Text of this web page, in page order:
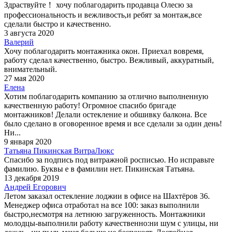
Здраствуйте！ хочу поблагодарить продавца Олесю за
профессиональность и вежливость,и ребят за монтаж,все
сделали быстро и качественно.
3 августа 2020
Валерий
Хочу поблагодарить монтажника окон. Приехал вовремя,
работу сделал качественно, быстро. Вежливый, аккуратный,
внимательный.
27 мая 2020
Елена
Хотим поблагодарить компанию за отлично выполненную
качественную работу! Огромное спасибо бригаде
монтажников! Делали остекление и обшивку балкона. Все
было сделано в оговоренное время и все сделали за один день!
Ни...
9 января 2020
Татьяна Пикинская ВитраЛюкс
Спасибо за подпись под витражной росписью. Но исправьте
фамилию. Буквы е в фамилии нет. Пикинская Татьяна.
13 декабря 2019
Андрей Егорович
Летом заказал остекление лоджии в офисе на Шахтёров 36.
Менеджер офиса отработал на все 100: заказ выполнили
быстро,несмотря на летнюю загруженность. Монтажники
молодцы-выполнили работу качественно:ни шум с улицы, ни